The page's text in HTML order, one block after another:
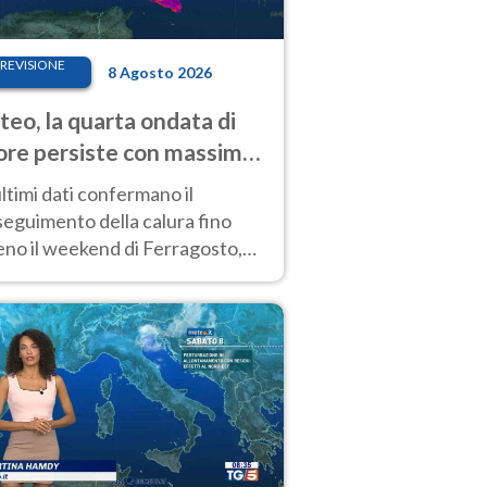
8 Agosto 2026
la quarta ondata di
persiste con massime
molto elevate
dati confermano il
della calura fino
il weekend di Ferragosto,
prossima